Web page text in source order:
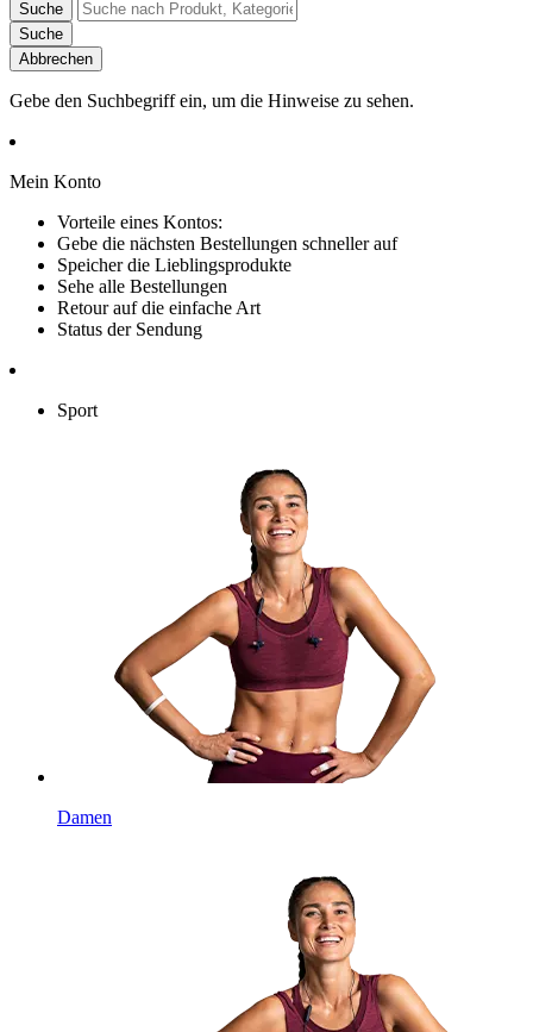
Suche
Suche
Abbrechen
Gebe den Suchbegriff ein, um die Hinweise zu sehen.
Mein Konto
Vorteile eines Kontos:
Gebe die nächsten Bestellungen schneller auf
Speicher die Lieblingsprodukte
Sehe alle Bestellungen
Retour auf die einfache Art
Status der Sendung
Sport
Damen